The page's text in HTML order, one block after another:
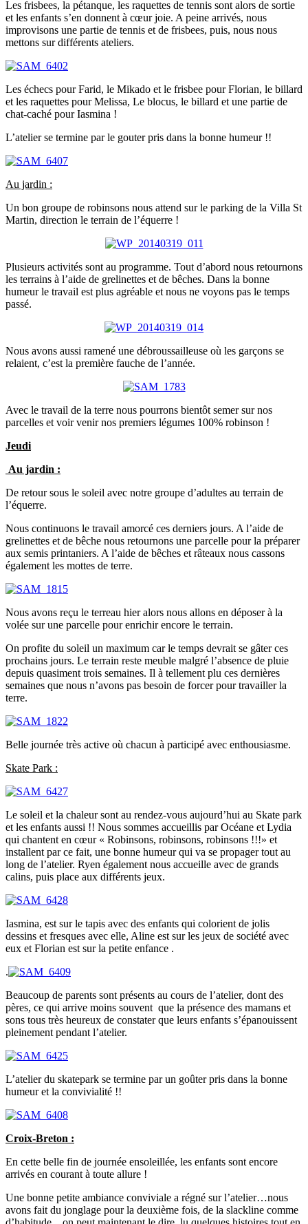
Les frisbees, la pétanque, les raquettes de tennis sont alors de sortie
et les enfants s’en donnent à cœur joie. A peine arrivés, nous
improvisons une partie de tennis et de frisbees, puis, nous nous
mettons sur différents ateliers.
Les échecs pour Farid, le Mikado et le frisbee pour Florian, le billard
et les raquettes pour Melissa, Le blocus, le billard et une partie de
chat-caché pour Iasmina !
L’atelier se termine par le gouter pris dans la bonne humeur !!
Au jardin :
Un bon groupe de robinsons nous attend sur le parking de la Villa St
Martin, direction le terrain de l’équerre !
Plusieurs activités sont au programme. Tout d’abord nous retournons
les terrains à l’aide de grelinettes et de bêches. Dans la bonne
humeur le travail est plus agréable et nous ne voyons pas le temps
passé.
Nous avons aussi ramené une débroussailleuse où les garçons se
relaient, c’est la première fauche de l’année.
Avec le travail de la terre nous pourrons bientôt semer sur nos
parcelles et voir venir nos premiers légumes 100% robinson !
Jeudi
Au jardin :
De retour sous le soleil avec notre groupe d’adultes au terrain de
l’équerre.
Nous continuons le travail amorcé ces derniers jours. A l’aide de
grelinettes et de bêche nous retournons une parcelle pour la préparer
aux semis printaniers. A l’aide de bêches et râteaux nous cassons
également les mottes de terre.
Nous avons reçu le terreau hier alors nous allons en déposer à la
volée sur une parcelle pour enrichir encore le terrain.
On profite du soleil un maximum car le temps devrait se gâter ces
prochains jours. Le terrain reste meuble malgré l’absence de pluie
depuis quasiment trois semaines. Il à tellement plu ces dernières
semaines que nous n’avons pas besoin de forcer pour travailler la
terre.
Belle journée très active où chacun à participé avec enthousiasme.
Skate Park :
Le soleil et la chaleur sont au rendez-vous aujourd’hui au Skate park
et les enfants aussi !! Nous sommes accueillis par Océane et Lydia
qui chantent en cœur « Robinsons, robinsons, robinsons !!!» et
installent par ce fait, une bonne humeur qui va se propager tout au
long de l’atelier. Ryen également nous accueille avec de grands
calins, puis place aux différents jeux.
Iasmina, est sur le tapis avec des enfants qui colorient de jolis
dessins et fresques avec elle, Aline est sur les jeux de société avec
eux et Florian est sur la petite enfance .
.
Beaucoup de parents sont présents au cours de l’atelier, dont des
pères, ce qui arrive moins souvent que la présence des mamans et
sons tous très heureux de constater que leurs enfants s’épanouissent
pleinement pendant l’atelier.
L’atelier du skatepark se termine par un goûter pris dans la bonne
humeur et la convivialité !!
Croix-Breton :
En cette belle fin de journée ensoleillée, les enfants sont encore
arrivés en courant à toute allure !
Une bonne petite ambiance conviviale a régné sur l’atelier…nous
avons fait du jonglage pour la deuxième fois, de la slackline comme